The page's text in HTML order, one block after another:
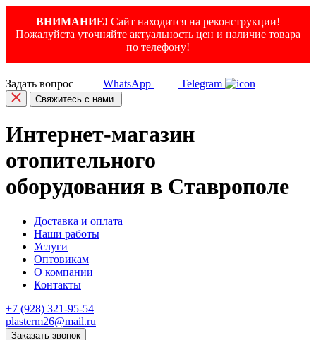
ВНИМАНИЕ! Сайт находится на реконструкции!
Пожалуйста уточняйте актуальность цен и наличие товара
по телефону!
Задать вопрос WhatsApp Telegram
Свяжитесь с нами
Интернет-магазин
отопительного
оборудования в Ставрополе
Доставка и оплата
Наши работы
Услуги
Оптовикам
О компании
Контакты
+7 (928) 321-95-54
plasterm26@mail.ru
Заказать звонок